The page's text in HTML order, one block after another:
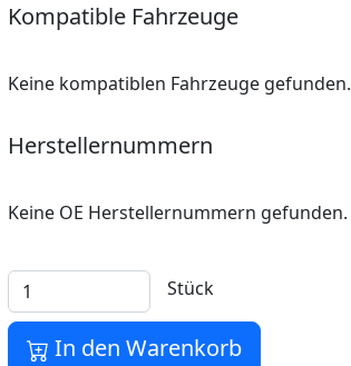
Kompatible Fahrzeuge
Keine kompatiblen Fahrzeuge gefunden.
Herstellernummern
Keine OE Herstellernummern gefunden.
Stück
In den Warenkorb